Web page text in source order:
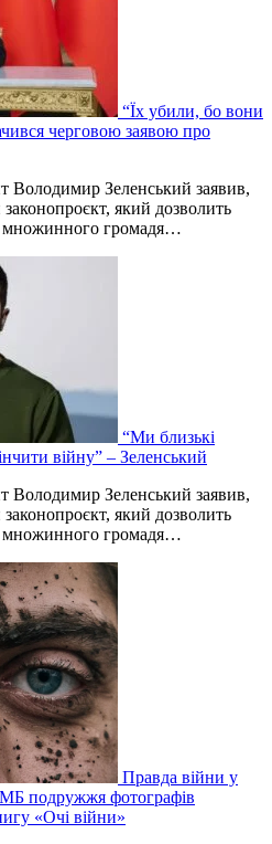
“Їх убили, бо вони
черговою заявою про
Володимир Зеленський заявив,
який дозволить
множинного громадя…
“Ми близькі
війну” – Зеленський
Володимир Зеленський заявив,
який дозволить
множинного громадя…
Правда війни у
подружжя фотографів
«Очі війни»